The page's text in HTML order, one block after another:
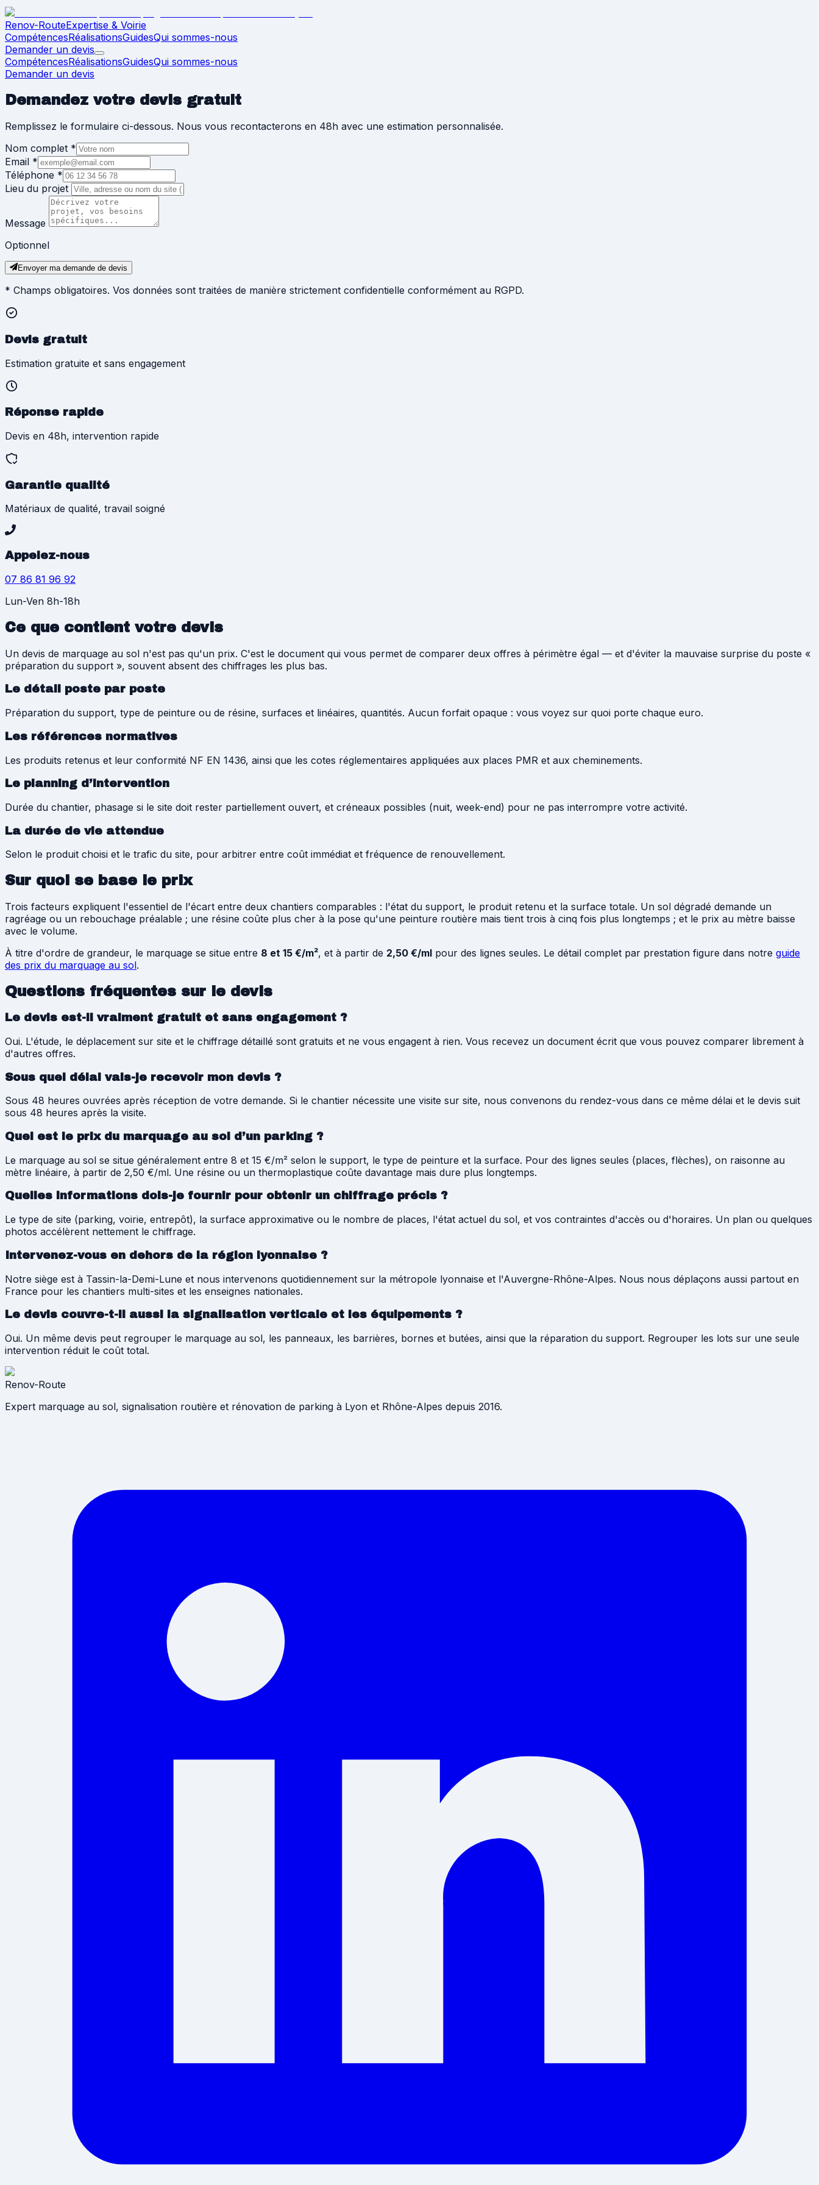
Renov-RouteExpertise & Voirie
CompétencesRéalisationsGuidesQui sommes-nous
Demander un devis
CompétencesRéalisationsGuidesQui sommes-nous
Demander un devis
Demandez votre devis gratuit
Remplissez le formulaire ci-dessous. Nous vous recontacterons en 48h avec une estimation personnalisée.
Nom complet *
Email *
Téléphone *
Lieu du projet
Message
Optionnel
Envoyer ma demande de devis
* Champs obligatoires. Vos données sont traitées de manière strictement confidentielle conformément au RGPD.
Devis gratuit
Estimation gratuite et sans engagement
Réponse rapide
Devis en 48h, intervention rapide
Garantie qualité
Matériaux de qualité, travail soigné
Appelez-nous
07 86 81 96 92
Lun-Ven 8h-18h
Ce que contient votre devis
Un devis de marquage au sol n'est pas qu'un prix. C'est le document qui vous permet de comparer deux offres à périmètre égal — et d'éviter la mauvaise surprise du poste «
préparation du support », souvent absent des chiffrages les plus bas.
Le détail poste par poste
Préparation du support, type de peinture ou de résine, surfaces et linéaires, quantités. Aucun forfait opaque : vous voyez sur quoi porte chaque euro.
Les références normatives
Les produits retenus et leur conformité NF EN 1436, ainsi que les cotes réglementaires appliquées aux places PMR et aux cheminements.
Le planning d’intervention
Durée du chantier, phasage si le site doit rester partiellement ouvert, et créneaux possibles (nuit, week-end) pour ne pas interrompre votre activité.
La durée de vie attendue
Selon le produit choisi et le trafic du site, pour arbitrer entre coût immédiat et fréquence de renouvellement.
Sur quoi se base le prix
Trois facteurs expliquent l'essentiel de l'écart entre deux chantiers comparables : l'état du support, le produit retenu et la surface totale. Un sol dégradé demande un
ragréage ou un rebouchage préalable ; une résine coûte plus cher à la pose qu'une peinture routière mais tient trois à cinq fois plus longtemps ; et le prix au mètre baisse
avec le volume.
À titre d'ordre de grandeur, le marquage se situe entre 8 et 15 €/m², et à partir de 2,50 €/ml pour des lignes seules. Le détail complet par prestation figure dans notre guide
des prix du marquage au sol.
Questions fréquentes sur le devis
Le devis est-il vraiment gratuit et sans engagement ?
Oui. L'étude, le déplacement sur site et le chiffrage détaillé sont gratuits et ne vous engagent à rien. Vous recevez un document écrit que vous pouvez comparer librement à
d'autres offres.
Sous quel délai vais-je recevoir mon devis ?
Sous 48 heures ouvrées après réception de votre demande. Si le chantier nécessite une visite sur site, nous convenons du rendez-vous dans ce même délai et le devis suit
sous 48 heures après la visite.
Quel est le prix du marquage au sol d’un parking ?
Le marquage au sol se situe généralement entre 8 et 15 €/m² selon le support, le type de peinture et la surface. Pour des lignes seules (places, flèches), on raisonne au
mètre linéaire, à partir de 2,50 €/ml. Une résine ou un thermoplastique coûte davantage mais dure plus longtemps.
Quelles informations dois-je fournir pour obtenir un chiffrage précis ?
Le type de site (parking, voirie, entrepôt), la surface approximative ou le nombre de places, l'état actuel du sol, et vos contraintes d'accès ou d'horaires. Un plan ou quelques
photos accélèrent nettement le chiffrage.
Intervenez-vous en dehors de la région lyonnaise ?
Notre siège est à Tassin-la-Demi-Lune et nous intervenons quotidiennement sur la métropole lyonnaise et l'Auvergne-Rhône-Alpes. Nous nous déplaçons aussi partout en
France pour les chantiers multi-sites et les enseignes nationales.
Le devis couvre-t-il aussi la signalisation verticale et les équipements ?
Oui. Un même devis peut regrouper le marquage au sol, les panneaux, les barrières, bornes et butées, ainsi que la réparation du support. Regrouper les lots sur une seule
intervention réduit le coût total.
Renov-Route
Expert marquage au sol, signalisation routière et rénovation de parking à Lyon et Rhône-Alpes depuis 2016.